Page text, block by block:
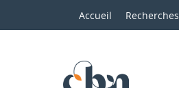
Accueil Recherches